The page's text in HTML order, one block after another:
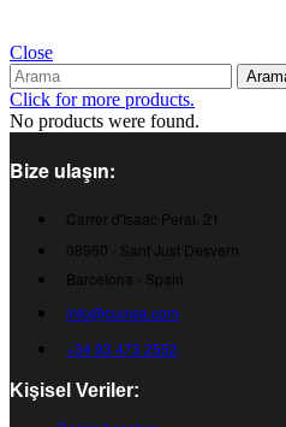
Close
Click for more products.
No products were found.
Bize ulaşın:
Carrer d'Isaac Peral, 21
08960 - Sant Just Desvern
Barcelona - Spain
info@cumsa.com
+34 93 473 2552
Kişisel Veriler: